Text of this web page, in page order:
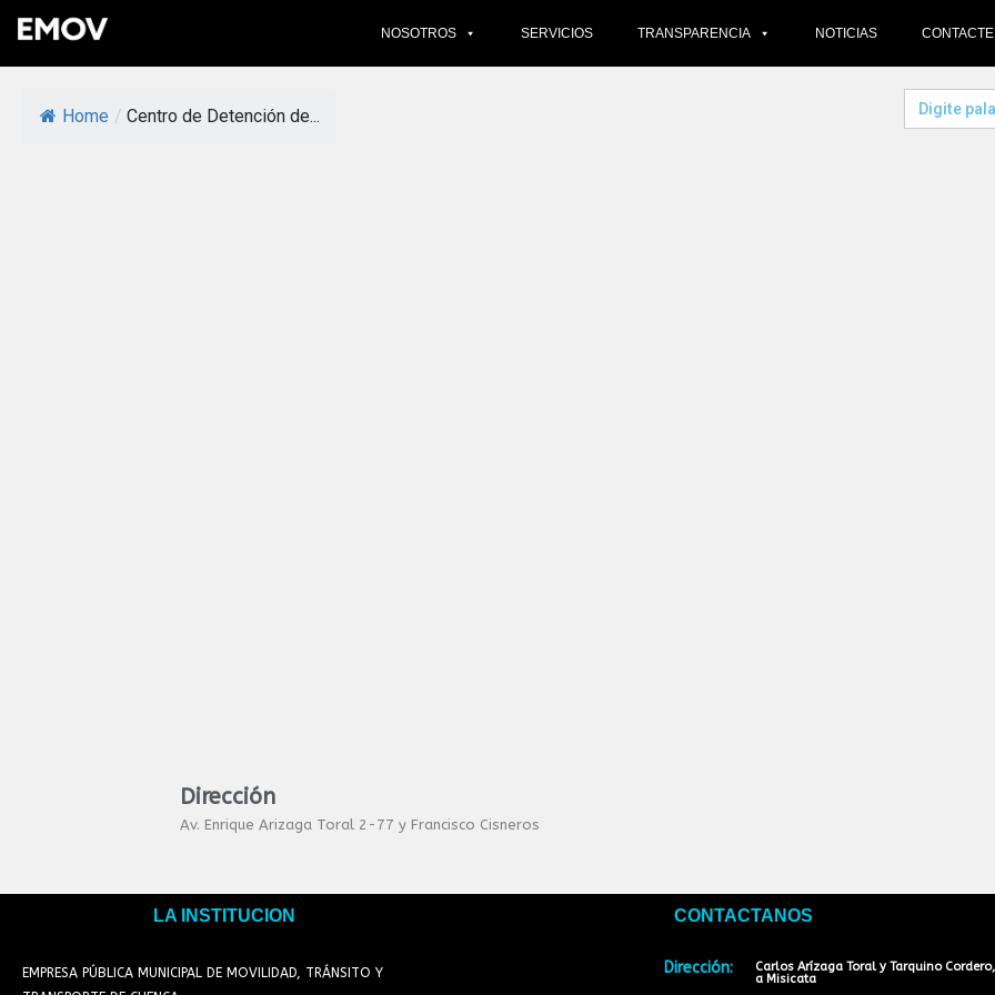
contenido
NOSOTROS SERVICIOS TRANSPARENCIA NOTICIAS
Home / Centro de Detención de...
Search
for:
Dirección
Av. Enrique Arizaga Toral 2-77 y Francisco Cisneros
LA INSTITUCION
EMPRESA PÚBLICA MUNICIPAL DE MOVILIDAD, TRÁNSITO Y
CONTACTANOS
Dirección:
Carlos Arízaga Toral y Tarquino
a Misicata